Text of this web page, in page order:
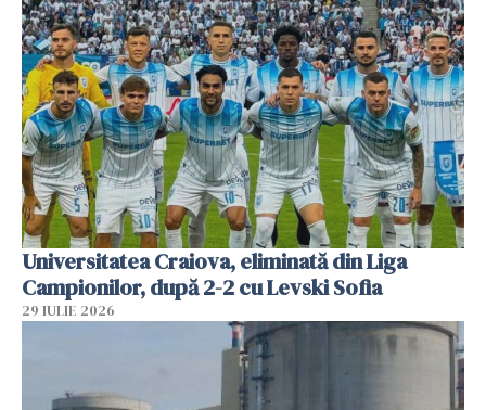
Universitatea Craiova, eliminată din Liga
Campionilor, după 2-2 cu Levski Sofia
29 IULIE 2026